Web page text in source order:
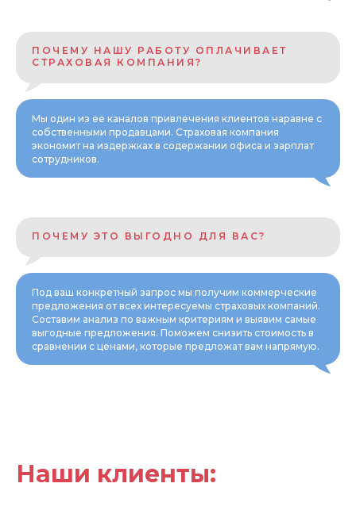
ПОЧЕМУ НАШУ РАБОТУ ОПЛАЧИВАЕТ
СТРАХОВАЯ КОМПАНИЯ?
Мы один из ее каналов привлечения клиентов наравне с
собственными продавцами. Страховая компания
экономит на издержках в содержании офиса и зарплат
сотрудников.
ПОЧЕМУ ЭТО ВЫГОДНО ДЛЯ ВАС?
Под ваш конкретный запрос мы получим коммерческие
предложения от всех интересуемы страховых компаний.
Составим анализ по важным критериям и выявим самые
выгодные предложения. Поможем снизить стоимость в
сравнении с ценами, которые предложат вам напрямую.
Наши клиенты: